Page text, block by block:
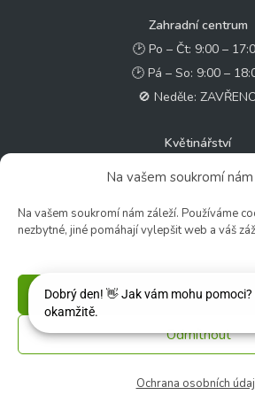
Na vašem soukromí
Na vašem soukromí nám záleží. Používáme
nezbytné, jiné pomáhají vylepšit web a váš
Příjmout
Odmítnout
Ochrana osobních
Zahradní centrum
🕑 Po – Čt: 9:00 –
🕑 Pá – So: 9:00 –
🚫 Neděle:
Květinářství
🕑 Ut – Pá: 9:00 - 12:00 │
🚫 Ne - Po:
✉️ e-
Sledujte nás: